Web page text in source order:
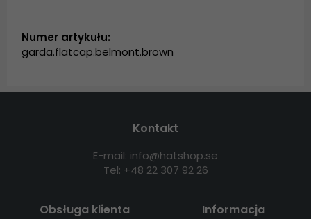
Numer artykułu:
garda.flatcap.belmont.brown
Kontakt
E-mail: info@hatshop.se
Tel: +48 22 307 92 26
Obsługa klienta Informacja